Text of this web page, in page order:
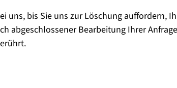
bis Sie uns zur Löschung auffordern,
abgeschlossener Bearbeitung Ihrer